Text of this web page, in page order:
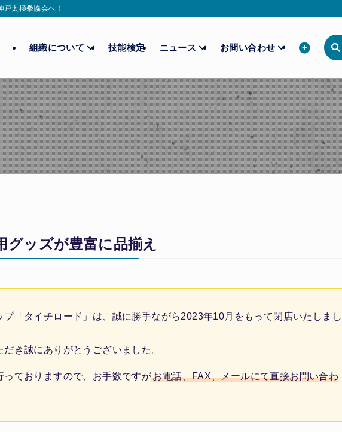
太極拳協会へ！
組織について 技能検定 ニュース お問い合わせ
グッズが豊富に品揃え
プ「タイチロード」は、誠に勝手ながら2023年10月をもって閉店いたしまし
き誠にありがとうございました。
っておりますので、お手数ですがお電話、FAX、メールにて直接お問い合わ